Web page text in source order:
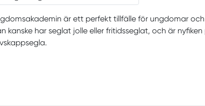
är ett perfekt tillfälle för ungdomar
kanske har seglat jolle eller fritidsseglat, och är